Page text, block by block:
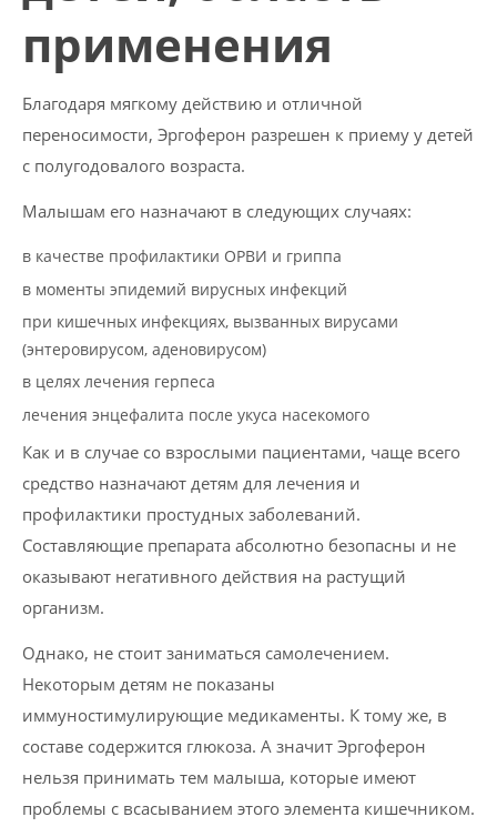
применения
Благодаря мягкому действию и отличной
переносимости, Эргоферон разрешен к приему у детей
с полугодовалого возраста.
Малышам его назначают в следующих случаях:
в качестве профилактики ОРВИ и гриппа
в моменты эпидемий вирусных инфекций
при кишечных инфекциях, вызванных вирусами
(энтеровирусом, аденовирусом)
в целях лечения герпеса
лечения энцефалита после укуса насекомого
Как и в случае со взрослыми пациентами, чаще всего
средство назначают детям для лечения и
профилактики простудных заболеваний.
Составляющие препарата абсолютно безопасны и не
оказывают негативного действия на растущий
организм.
Однако, не стоит заниматься самолечением.
Некоторым детям не показаны
иммуностимулирующие медикаменты. К тому же, в
составе содержится глюкоза. А значит Эргоферон
нельзя принимать тем малыша, которые имеют
проблемы с всасыванием этого элемента кишечником.